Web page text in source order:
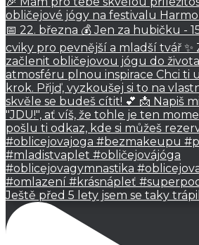
Ještě před 5 lety jsem se taky